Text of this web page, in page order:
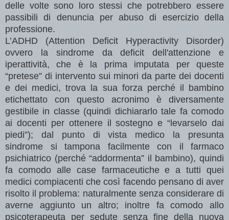
delle volte sono loro stessi che potrebbero essere
passibili di denuncia per abuso di esercizio della
professione.
L’ADHD (Attention Deficit Hyperactivity Disorder)
ovvero la sindrome da deficit dell'attenzione e
iperattività, che è la prima imputata per queste
“pretese” di intervento sui minori da parte dei docenti
e dei medici, trova la sua forza perché il bambino
etichettato con questo acronimo è diversamente
gestibile in classe (quindi dichiararlo tale fa comodo
ai docenti per ottenere il sostegno e “levarselo dai
piedi”); dal punto di vista medico la presunta
sindrome si tampona facilmente con il farmaco
psichiatrico (perché “addormenta” il bambino), quindi
fa comodo alle case farmaceutiche e a tutti quei
medici compiacenti che così facendo pensano di aver
risolto il problema: naturalmente senza considerare di
averne aggiunto un altro; inoltre fa comodo allo
psicoterapeuta per sedute senza fine della nuova